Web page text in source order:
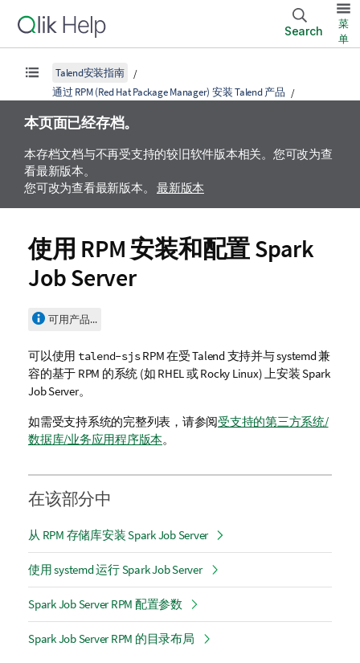
Search
菜
单
Talend安装指南
通过 RPM (Red Hat Package Manager) 安装 Talend 产品
本页面已经存档。
本存档文档与不再受支持的较旧软件版本相关。您可改为查
看最新版本。
您可改为查看最新版本。 最新版本
使用 RPM 安装和配置Spark
Job Server
可用产品...
可以使用 talend-sjsRPM 在受Talend 支持并与 systemd 兼
容的基于 RPM 的系统 (如 RHEL 或 Rocky Linux) 上安装Spark
Job Server。
如需受支持系统的完整列表，请参阅受支持的第三方系统/
数据库/业务应用程序版本。
在该部分中
从 RPM 存储库安装 Spark Job Server
使用 systemd 运行 Spark Job Server
Spark Job Server RPM 配置参数
Spark Job Server RPM 的目录布局